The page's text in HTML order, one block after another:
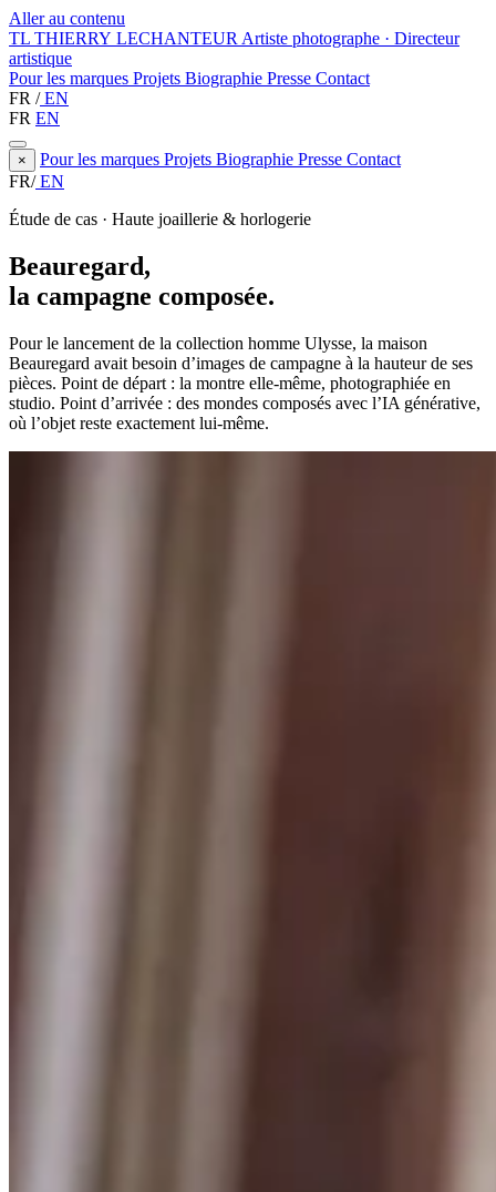
Aller au contenu
TL THIERRY LECHANTEUR Artiste photographe · Directeur
artistique
Pour les marques Projets Biographie Presse Contact
FR /EN
FR EN
× Pour les marques Projets Biographie Presse Contact
FR/EN
Étude de cas · Haute joaillerie & horlogerie
Beauregard,
la campagne composée.
Pour le lancement de la collection homme Ulysse, la maison
Beauregard avait besoin d’images de campagne à la hauteur de ses
pièces. Point de départ : la montre elle-même, photographiée en
studio. Point d’arrivée : des mondes composés avec l’IA générative,
où l’objet reste exactement lui-même.